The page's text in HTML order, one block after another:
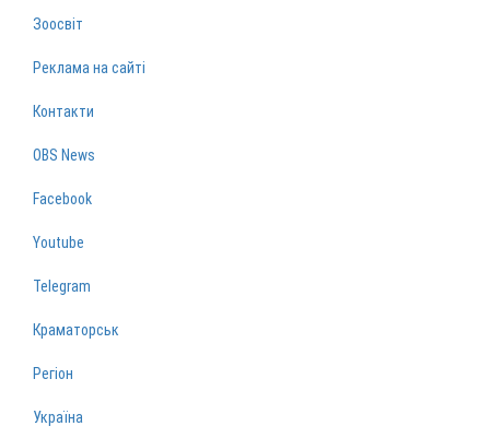
Зоосвіт
Реклама на сайті
Контакти
OBS News
Facebook
Youtube
Telegram
Краматорськ
Регіон
Україна